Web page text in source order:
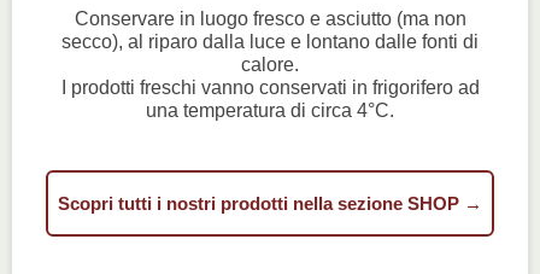
Conservare in luogo fresco e asciutto (ma non
secco), al riparo dalla luce e lontano dalle fonti di
calore.
I prodotti freschi vanno conservati in frigorifero ad
una temperatura di circa 4°C.
Scopri tutti i nostri prodotti nella sezione SHOP →